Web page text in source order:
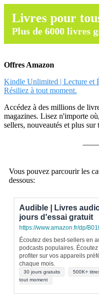
Livres pour
Plus de 6000 livres
Offres Amazon
Kindle Unlimited | Lecture et
Résiliez à tout moment.
Accédez à des millions de
magazines. Lisez n'importe
sellers, nouveautés et plus sur
Vous pouvez parcourir les
dessous:
Audible | Livres
jours d'essai gratuit
https://www.amazon.fr/dp/
Écoutez des best-sellers en
podcasts populaires.
profiter sur vos appareils
chaque mois.
30 jours gratuits 500K+
tout moment